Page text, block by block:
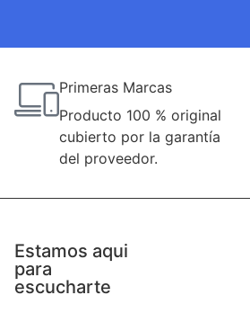
Primeras Marcas
Producto 100 % original
cubierto por la garantía
del proveedor.
Estamos aqui
para
escucharte